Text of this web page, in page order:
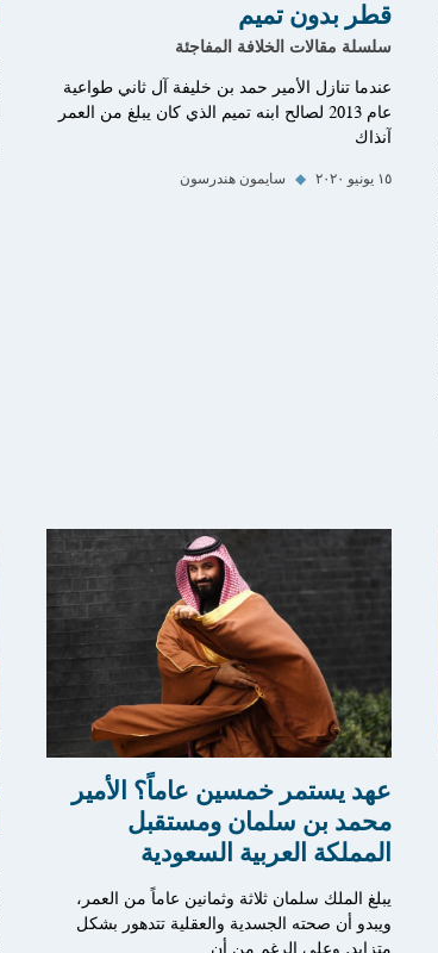
قطر بدون تميم
سلسلة مقالات الخلافة المفاجئة
عندما تنازل الأمير حمد بن خليفة آل ثاني طواعية
عام 2013 لصالح ابنه تميم الذي كان يبلغ من العمر
آنذاك
١٥ يونيو ٢٠٢٠ ◆ سايمون هندرسون
عهد يستمر خمسين عاماً؟ الأمير
محمد بن سلمان ومستقبل
المملكة العربية السعودية
يبلغ الملك سلمان ثلاثة وثمانين عاماً من العمر،
ويبدو أن صحته الجسدية والعقلية تتدهور بشكل